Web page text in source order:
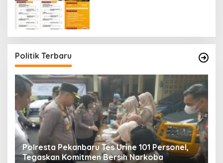
Politik Terbaru
Polresta Pekanbaru Tes Urine 101 Personel,
Tegaskan Komitmen Bersih Narkoba